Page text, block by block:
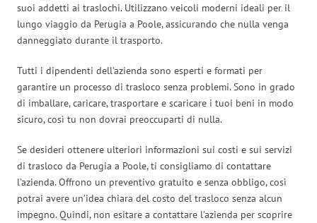
suoi addetti ai traslochi. Utilizzano veicoli moderni ideali per il
lungo viaggio da Perugia a Poole, assicurando che nulla venga
danneggiato durante il trasporto.
Tutti i dipendenti dell’azienda sono esperti e formati per
garantire un processo di trasloco senza problemi. Sono in grado
di imballare, caricare, trasportare e scaricare i tuoi beni in modo
sicuro, così tu non dovrai preoccuparti di nulla.
Se desideri ottenere ulteriori informazioni sui costi e sui servizi
di trasloco da Perugia a Poole, ti consigliamo di contattare
l’azienda. Offrono un preventivo gratuito e senza obbligo, così
potrai avere un’idea chiara del costo del trasloco senza alcun
impegno. Quindi, non esitare a contattare l’azienda per scoprire